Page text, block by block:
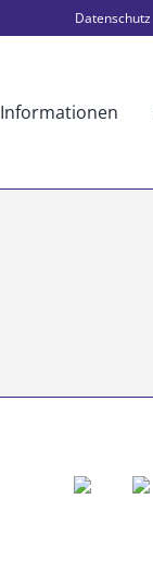
Datenschutz
Informationen